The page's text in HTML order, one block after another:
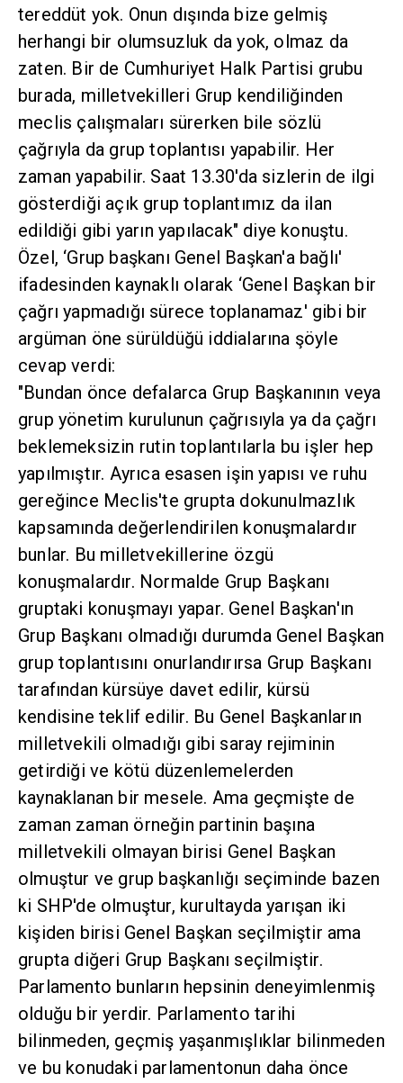
tereddüt yok. Onun dışında bize gelmiş
herhangi bir olumsuzluk da yok, olmaz da
zaten. Bir de Cumhuriyet Halk Partisi grubu
burada, milletvekilleri Grup kendiliğinden
meclis çalışmaları sürerken bile sözlü
çağrıyla da grup toplantısı yapabilir. Her
zaman yapabilir. Saat 13.30'da sizlerin de ilgi
gösterdiği açık grup toplantımız da ilan
edildiği gibi yarın yapılacak" diye konuştu.
Özel, ‘Grup başkanı Genel Başkan'a bağlı'
ifadesinden kaynaklı olarak ‘Genel Başkan bir
çağrı yapmadığı sürece toplanamaz' gibi bir
argüman öne sürüldüğü iddialarına şöyle
cevap verdi:
"Bundan önce defalarca Grup Başkanının veya
grup yönetim kurulunun çağrısıyla ya da çağrı
beklemeksizin rutin toplantılarla bu işler hep
yapılmıştır. Ayrıca esasen işin yapısı ve ruhu
gereğince Meclis'te grupta dokunulmazlık
kapsamında değerlendirilen konuşmalardır
bunlar. Bu milletvekillerine özgü
konuşmalardır. Normalde Grup Başkanı
gruptaki konuşmayı yapar. Genel Başkan'ın
Grup Başkanı olmadığı durumda Genel Başkan
grup toplantısını onurlandırırsa Grup Başkanı
tarafından kürsüye davet edilir, kürsü
kendisine teklif edilir. Bu Genel Başkanların
milletvekili olmadığı gibi saray rejiminin
getirdiği ve kötü düzenlemelerden
kaynaklanan bir mesele. Ama geçmişte de
zaman zaman örneğin partinin başına
milletvekili olmayan birisi Genel Başkan
olmuştur ve grup başkanlığı seçiminde bazen
ki SHP'de olmuştur, kurultayda yarışan iki
kişiden birisi Genel Başkan seçilmiştir ama
grupta diğeri Grup Başkanı seçilmiştir.
Parlamento bunların hepsinin deneyimlenmiş
olduğu bir yerdir. Parlamento tarihi
bilinmeden, geçmiş yaşanmışlıklar bilinmeden
ve bu konudaki parlamentonun daha önce